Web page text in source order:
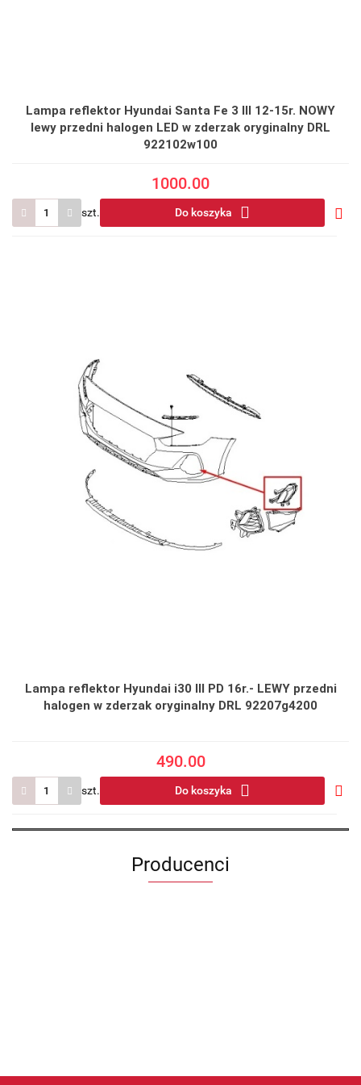
Lampa reflektor Hyundai Santa Fe 3 III 12-15r. NOWY
lewy przedni halogen LED w zderzak oryginalny DRL
922102w100
1000.00
szt. Do koszyka
Lampa reflektor Hyundai i30 III PD 16r.- LEWY przedni
halogen w zderzak oryginalny DRL 92207g4200
490.00
szt. Do koszyka
Producenci